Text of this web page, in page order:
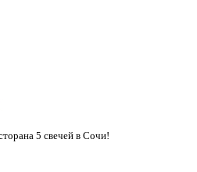
5 свечей в Сочи!